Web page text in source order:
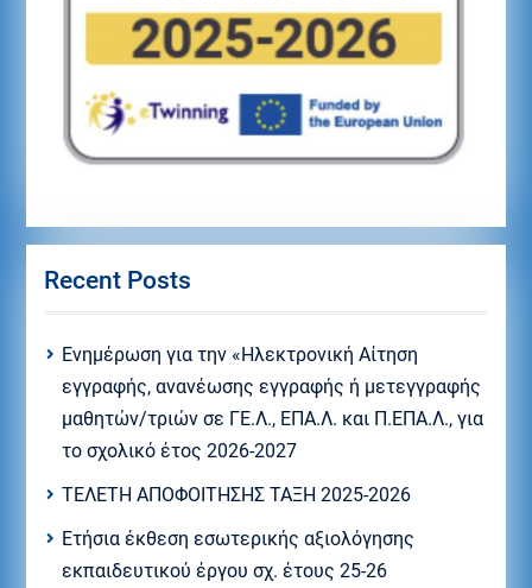
Recent Posts
Eνημέρωση για την «Ηλεκτρονική Αίτηση
εγγραφής, ανανέωσης εγγραφής ή μετεγγραφής
μαθητών/τριών σε ΓΕ.Λ., ΕΠΑ.Λ. και Π.ΕΠΑ.Λ., για
το σχολικό έτος 2026-2027
ΤΕΛΕΤΗ ΑΠΟΦΟΙΤΗΣΗΣ ΤΑΞΗ 2025-2026
Ετήσια έκθεση εσωτερικής αξιολόγησης
εκπαιδευτικού έργου σχ. έτους 25-26